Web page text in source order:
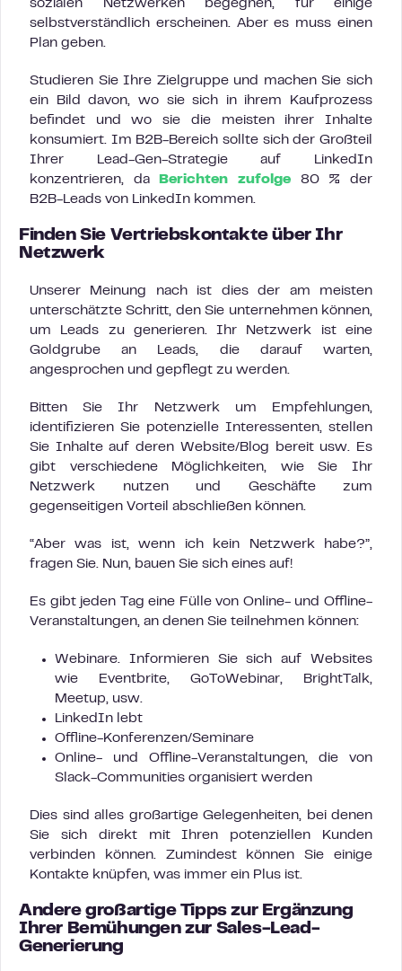
sozialen Netzwerken begegnen, für einige
selbstverständlich erscheinen. Aber es muss einen
Plan geben.
Studieren Sie Ihre Zielgruppe und machen Sie sich
ein Bild davon, wo sie sich in ihrem Kaufprozess
befindet und wo sie die meisten ihrer Inhalte
konsumiert. Im B2B-Bereich sollte sich der Großteil
Ihrer Lead-Gen-Strategie auf LinkedIn
konzentrieren, da
Berichten zufolge 80 % der
B2B-Leads von LinkedIn kommen.
Finden Sie Vertriebskontakte über Ihr
Netzwerk
Unserer Meinung nach ist dies der am meisten
unterschätzte Schritt, den Sie unternehmen können,
um Leads zu generieren. Ihr Netzwerk ist eine
Goldgrube an Leads, die darauf warten,
angesprochen und gepflegt zu werden.
Bitten Sie Ihr Netzwerk um Empfehlungen,
identifizieren Sie potenzielle Interessenten, stellen
Sie Inhalte auf deren Website/Blog bereit usw. Es
gibt verschiedene Möglichkeiten, wie Sie Ihr
Netzwerk nutzen und Geschäfte zum
gegenseitigen Vorteil abschließen können.
“Aber was ist, wenn ich kein Netzwerk habe?”,
fragen Sie. Nun, bauen Sie sich eines auf!
Es gibt jeden Tag eine Fülle von Online- und Offline-
Veranstaltungen, an denen Sie teilnehmen können:
Webinare. Informieren Sie sich auf Websites
wie Eventbrite, GoToWebinar, BrightTalk,
Meetup, usw.
LinkedIn lebt
Offline-Konferenzen/Seminare
Online- und Offline-Veranstaltungen, die von
Slack-Communities organisiert werden
Dies sind alles großartige Gelegenheiten, bei denen
Sie sich direkt mit Ihren potenziellen Kunden
verbinden können. Zumindest können Sie einige
Kontakte knüpfen, was immer ein Plus ist.
Andere großartige Tipps zur Ergänzung
Ihrer Bemühungen zur Sales-Lead-
Generierung